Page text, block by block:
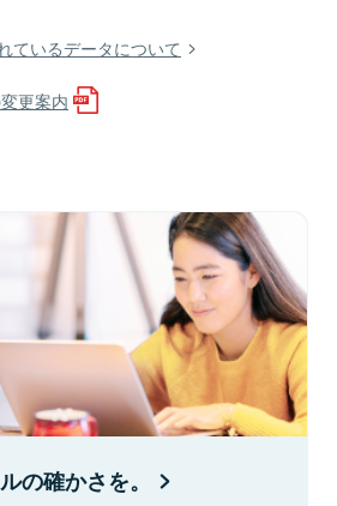
ているデータについて
更案内
の確かさを。